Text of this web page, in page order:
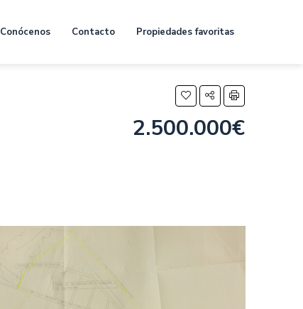
Conócenos Contacto Propiedades favoritas
2.500.000€